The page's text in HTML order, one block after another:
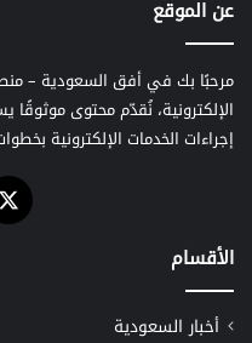
عن الموقع
مرحبًا بك في أفق السعودية –
الإلكترونية، نُقدّم محتوى
إجراءات الخدمات الإلكترونية
الأقسام
أخبار السعودية